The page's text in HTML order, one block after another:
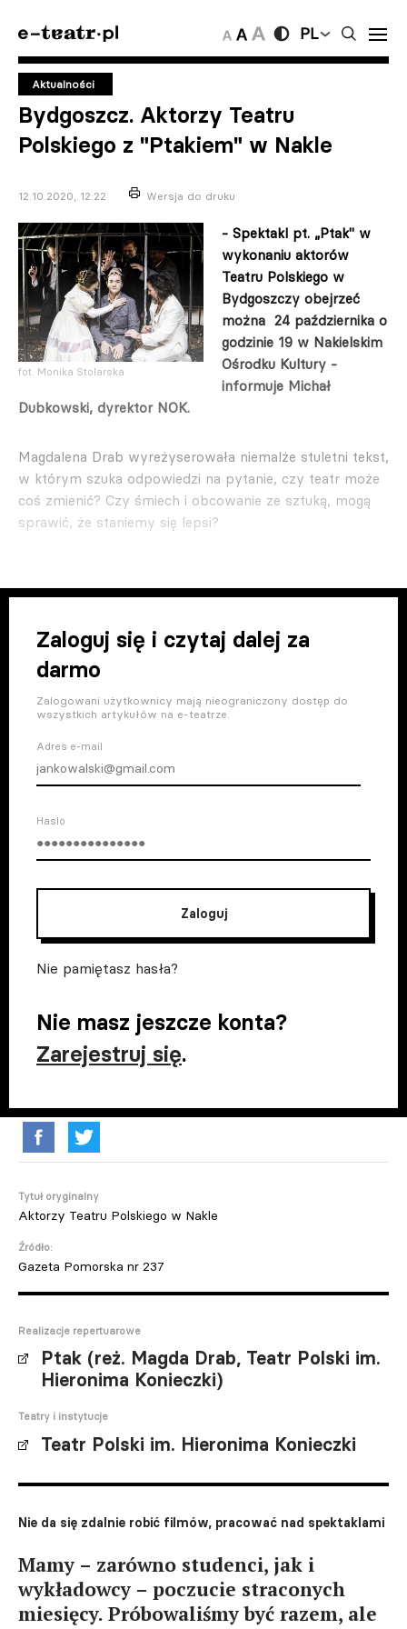
PL
Aktualności
Bydgoszcz. Aktorzy Teatru
Polskiego z "Ptakiem" w Nakle
12.10.2020, 12:22 Wersja do druku
fot. Monika Stolarska
- Spektakl pt. „Ptak" w
wykonaniu aktorów
Teatru Polskiego w
Bydgoszczy obejrzeć
można 24 października o
godzinie 19 w Nakielskim
Ośrodku Kultury -
informuje Michał
Dubkowski, dyrektor NOK.
Magdalena Drab wyreżyserowała niemalże stuletni tekst,
w którym szuka odpowiedzi na pytanie, czy teatr może
coś zmienić? Czy śmiech i obcowanie ze sztuką, mogą
sprawić, że staniemy się lepsi?
Zaloguj się i czytaj dalej za
darmo
Zalogowani użytkownicy mają nieograniczony dostęp do
wszystkich artykułów na e-teatrze.
Adres e-mail
Haslo
Zaloguj
Nie pamiętasz hasła?
Nie masz jeszcze konta?
Zarejestruj się.
Tytuł oryginalny
Aktorzy Teatru Polskiego w Nakle
Źródło:
Gazeta Pomorska nr 237
Realizacje repertuarowe
Ptak (reż. Magda Drab, Teatr Polski im.
Hieronima Konieczki)
Teatry i instytucje
Teatr Polski im. Hieronima Konieczki
Nie da się zdalnie robić filmów, pracować nad spektaklami
Mamy – zarówno studenci, jak i
wykładowcy – poczucie straconych
miesięcy. Próbowaliśmy być razem, ale